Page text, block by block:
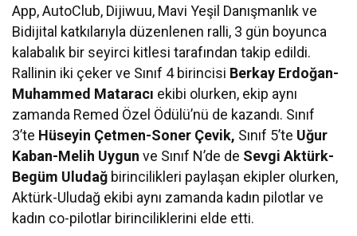
App, AutoClub, Dijiwuu, Mavi Yeşil Danışmanlık ve
Bidijital katkılarıyla düzenlenen ralli, 3 gün boyunca
kalabalık bir seyirci kitlesi tarafından takip edildi.
Rallinin iki çeker ve Sınıf 4 birincisi Berkay Erdoğan-
Muhammed Mataracı ekibi olurken, ekip aynı
zamanda Remed Özel Ödülü’nü de kazandı. Sınıf
3’te Hüseyin Çetmen-Soner Çevik, Sınıf 5’te Uğur
Kaban-Melih Uygun ve Sınıf N’de de Sevgi Aktürk-
Begüm Uludağ birincilikleri paylaşan ekipler olurken,
Aktürk-Uludağ ekibi aynı zamanda kadın pilotlar ve
kadın co-pilotlar birinciliklerini elde etti.